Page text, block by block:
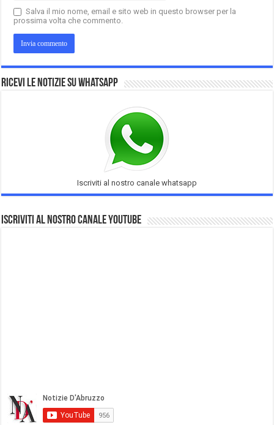
Salva il mio nome, email e sito web in questo browser per la
prossima volta che commento.
Ricevi le notizie su Whatsapp
Iscriviti al nostro canale whatsapp
Iscriviti al nostro Canale Youtube